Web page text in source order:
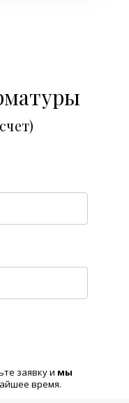
заявку и мы
время.